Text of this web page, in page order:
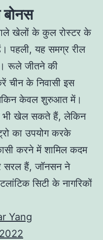
खेलों के कुल रोस्टर के
पहली, यह समग्र रील
रूले जीतने की
के निवासी इस
लेकिन केवल शुरुआत में।
भी खेल सकते हैं, लेकिन
का उपयोग करके
करने में शामिल कदम
सरल हैं, जॉनसन ने
सिटी के नागरिकों
Yang